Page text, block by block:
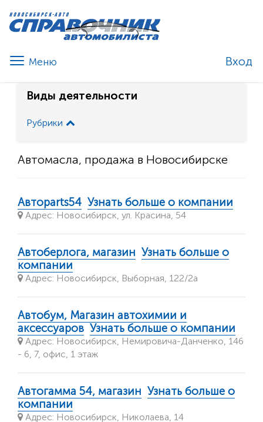
Вход
Виды деятельности
Рубрики
Автомасла, продажа в Новосибирске
Автоparts54 Узнать больше о компании
Адрес: Новосибирск, ул. Красина, 54
Автоберлога, магазин Узнать больше о
компании
Адрес: Новосибирск, Выборная, 122/2а
Автобум, Магазин автохимии и
аксессуаров Узнать больше о компании
Адрес: Новосибирск, Немировича-Данченко, 146
- 6, 7, офис, 1 этаж
Автогамма 54, магазин Узнать больше о
компании
Адрес: Новосибирск, Николаева, 14